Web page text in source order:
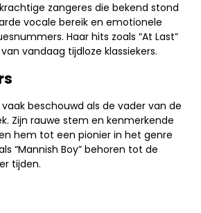
zangeres die bekend stond
vocale bereik en emotionele
Haar hits zoals “At Last”
vandaag tijdloze klassiekers.
beschouwd als de vader van de
Zijn rauwe stem en kenmerkende
hem tot een pionier in het genre
“Mannish Boy” behoren tot de
tijden.